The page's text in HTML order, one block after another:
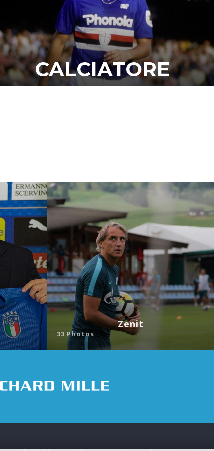
CALCIATORE
La mia carriera
Zenit
33 Photos